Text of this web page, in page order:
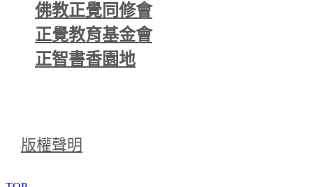
佛教正覺同修會
正覺教育基金會
正智書香園地
版權聲明